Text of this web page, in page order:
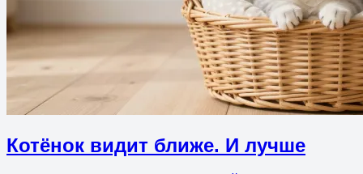
Котёнок видит ближе. И лучше